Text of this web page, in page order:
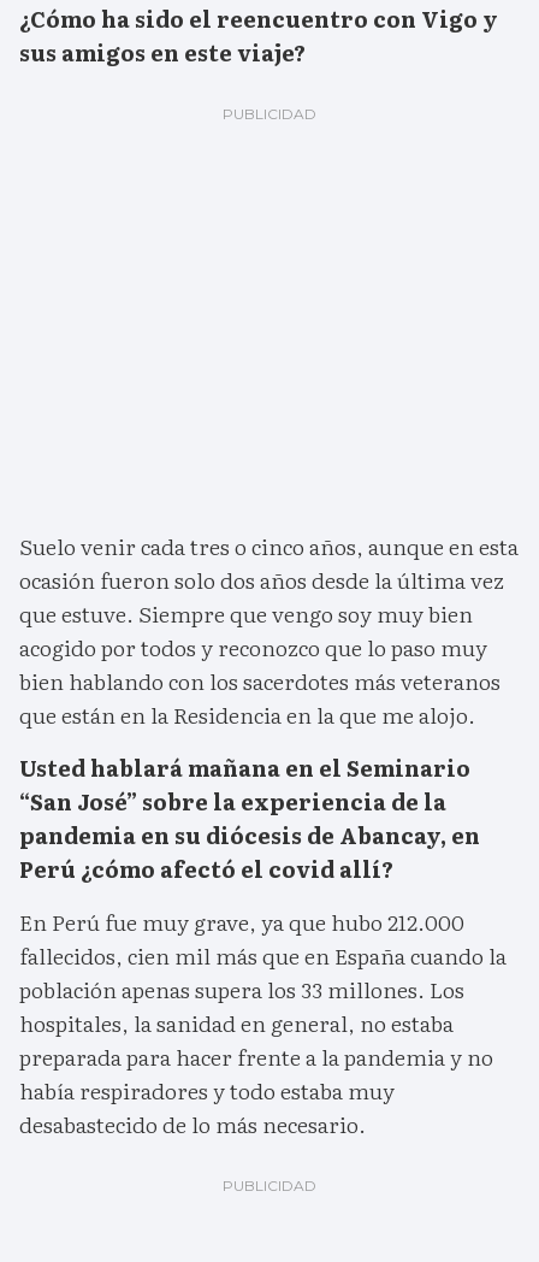
¿Cómo ha sido el reencuentro con Vigo y
sus amigos en este viaje?
Suelo venir cada tres o cinco años, aunque en esta
ocasión fueron solo dos años desde la última vez
que estuve. Siempre que vengo soy muy bien
acogido por todos y reconozco que lo paso muy
bien hablando con los sacerdotes más veteranos
que están en la Residencia en la que me alojo.
Usted hablará mañana en el Seminario
“San José” sobre la experiencia de la
pandemia en su diócesis de Abancay, en
Perú ¿cómo afectó el covid allí?
En Perú fue muy grave, ya que hubo 212.000
fallecidos, cien mil más que en España cuando la
población apenas supera los 33 millones. Los
hospitales, la sanidad en general, no estaba
preparada para hacer frente a la pandemia y no
había respiradores y todo estaba muy
desabastecido de lo más necesario.